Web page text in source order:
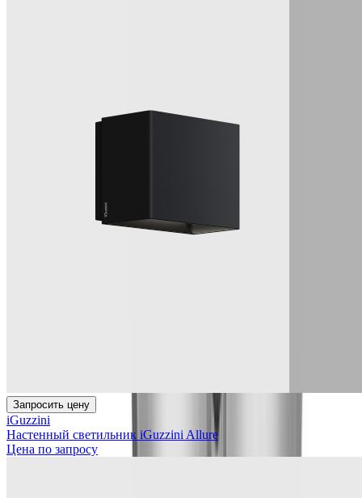
Запросить цену
iGuzzini
Настенный светильник iGuzzini Allure
Цена по запросу